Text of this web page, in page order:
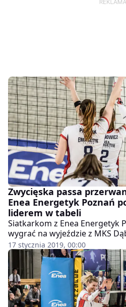
Zwycięska passa
Enea Energetyk Poznań
liderem w tabeli
Siatkarkom z Enea Energetyk
wygrać na wyjeździe z MKS
Gospodynie wygrały spotkanie
utrzymały pozycję lidera tabeli.
17 stycznia 2019, 00:00